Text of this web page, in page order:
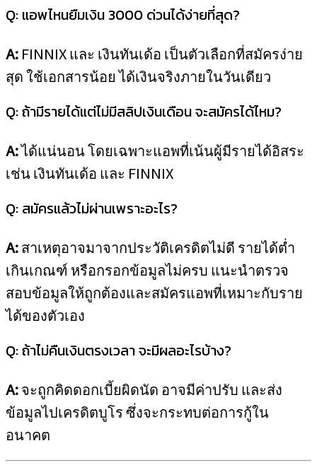
Q: แอพไหนยืมเงิน 3000 ด่วนได้ง่ายที่สุด?
A: FINNIX และ เงินทันเด้อ เป็นตัวเลือกที่สมัครง่าย
สุด ใช้เอกสารน้อย ได้เงินจริงภายในวันเดียว
Q: ถ้ามีรายได้แต่ไม่มีสลิปเงินเดือน จะสมัครได้ไหม?
A:ได้แน่นอน โดยเฉพาะแอพที่เน้นผู้มีรายได้อิสระ
เช่น เงินทันเด้อ และ FINNIX
Q: สมัครแล้วไม่ผ่านเพราะอะไร?
A:สาเหตุอาจมาจากประวัติเครดิตไม่ดี รายได้ต่ำ
เกินเกณฑ์ หรือกรอกข้อมูลไม่ครบ แนะนำตรวจ
สอบข้อมูลให้ถูกต้องและสมัครแอพที่เหมาะกับราย
ได้ของตัวเอง
Q: ถ้าไม่คืนเงินตรงเวลา จะมีผลอะไรบ้าง?
A:จะถูกคิดดอกเบี้ยผิดนัด อาจมีค่าปรับ และส่ง
ข้อมูลไปเครดิตบูโร ซึ่งจะกระทบต่อการกู้ใน
อนาคต